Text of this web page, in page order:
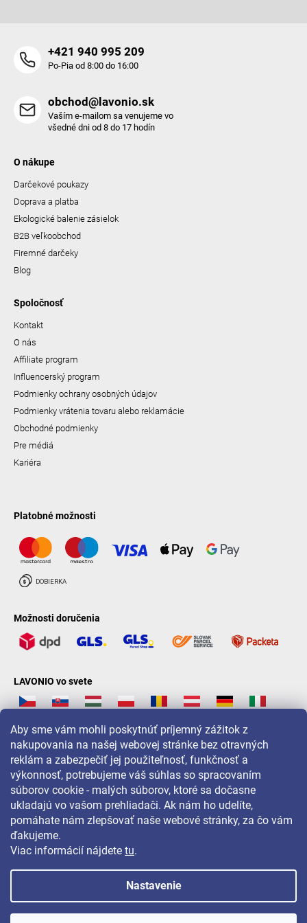
Aby sme vám mohli poskytnúť príjemný zážitok z
nakupovania na našej webovej stránke bez otravných
reklám a zabezpečiť jej použiteľnosť, funkčnosť a
výkonnosť, potrebujeme váš súhlas so spracovaním
súborov cookie - malých súborov, ktoré sa dočasne
ukladajú vo vašom prehliadači. Ak nám ho udelíte,
pomáhate nám zlepšovať naše webové stránky, za čo vám
ďakujeme.
Viac informácií nájdete tu.
Nastavenie
+421 940 995 209
Po-Pia od 8:00 do 16:00
obchod@lavonio.sk
Vaším e-mailom sa venujeme vo
všedné dni od 8 do 17 hodín
O nákupe
Darčekové poukazy
Doprava a platba
Ekologické balenie zásielok
B2B veľkoobchod
Firemné darčeky
Blog
Spoločnosť
Kontakt
O nás
Affiliate program
Influencerský program
Podmienky ochrany osobných údajov
Podmienky vrátenia tovaru alebo reklamácie
Obchodné podmienky
Pre médiá
Kariéra
Platobné možnosti
Možnosti doručenia
LAVONIO vo svete
Pre akcie, súťaže a zľavy nás sledujte na:
Copyright 2026 LAVONIO.sk. Všetky práva vyhradené.